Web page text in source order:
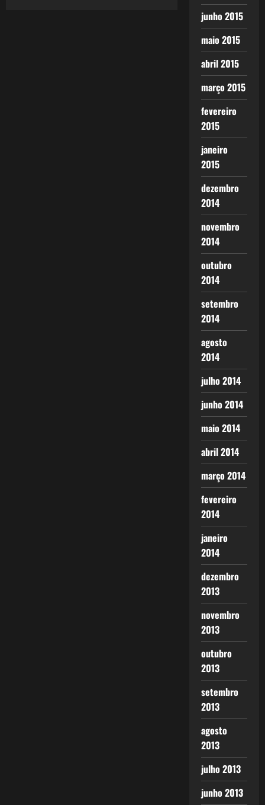
junho 2015
maio 2015
abril 2015
março 2015
fevereiro
2015
janeiro
2015
dezembro
2014
novembro
2014
outubro
2014
setembro
2014
agosto
2014
julho 2014
junho 2014
maio 2014
abril 2014
março 2014
fevereiro
2014
janeiro
2014
dezembro
2013
novembro
2013
outubro
2013
setembro
2013
agosto
2013
julho 2013
junho 2013